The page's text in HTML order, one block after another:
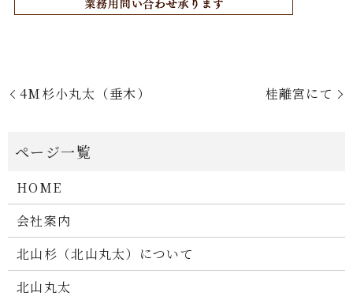
4M杉小丸太（垂木） 桂離宮にて
HOME
会社案内
北山杉（北山丸太）について
北山丸太